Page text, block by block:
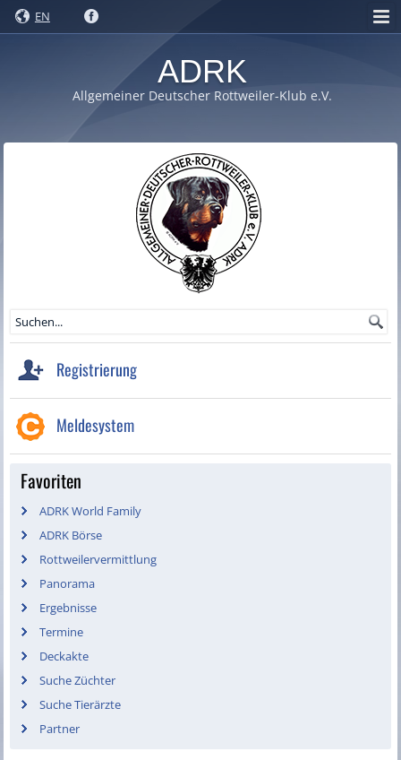
EN
ADRK
Allgemeiner Deutscher Rottweiler-Klub e.V.
Registrierung
Meldesystem
Favoriten
ADRK World Family
ADRK Börse
Rottweilervermittlung
Panorama
Ergebnisse
Termine
Deckakte
Suche Züchter
Suche Tierärzte
Partner